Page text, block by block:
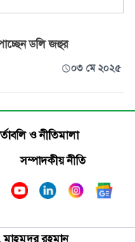
ডলি জহুর
০৩ মে ২০২৫
ও নীতিমালা
সম্পাদকীয় নীতি
রহমান